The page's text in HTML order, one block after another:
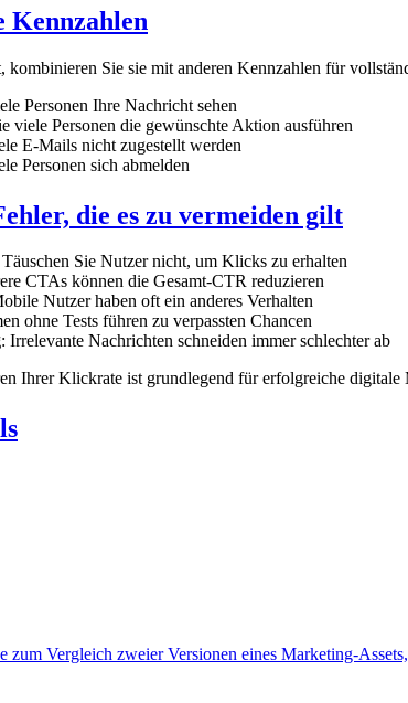
Kennzahlen
Sie sie mit anderen Kennzahlen für
Personen Ihre Nachricht sehen
viele Personen die gewünschte Aktion ausführen
E-Mails nicht zugestellt werden
Personen sich abmelden
die es zu vermeiden gilt
Täuschen Sie Nutzer nicht, um Klicks zu erhalten
CTAs können die Gesamt-CTR reduzieren
Nutzer haben oft ein anderes Verhalten
ohne Tests führen zu verpassten Chancen
: Irrelevante Nachrichten schneiden immer schlechter ab
Ihrer Klickrate ist grundlegend für erfolgreiche
zum Vergleich zweier Versionen eines Marketing-